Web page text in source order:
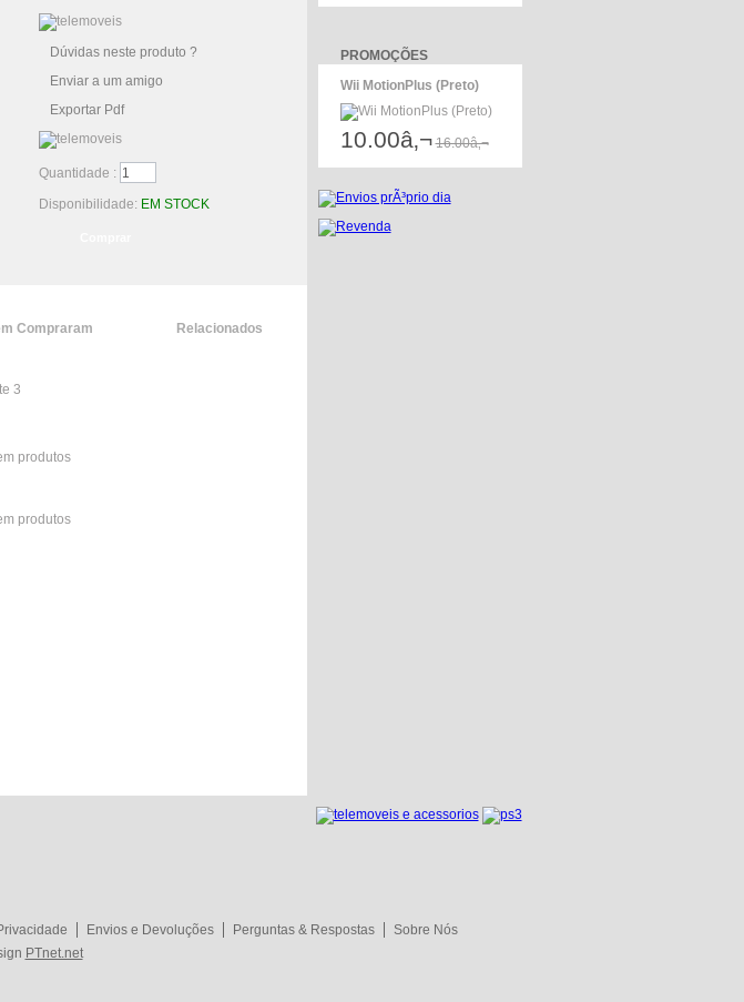
Dúvidas neste produto ?
Enviar a um amigo
Exportar Pdf
Quantidade :
Disponibilidade: EM STOCK
Compraram Relacionados
3
produtos
produtos
PROMOÇÕES
Wii MotionPlus (Preto)
10.00â‚¬ 16.00â‚¬
Envios e Devoluções Perguntas & Respostas
Sobre Nós
PTnet.net